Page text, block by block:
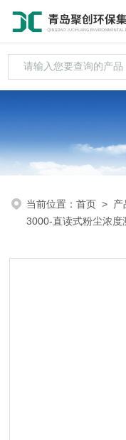
当前位置：首页 > 产
3000-直读式粉尘浓度